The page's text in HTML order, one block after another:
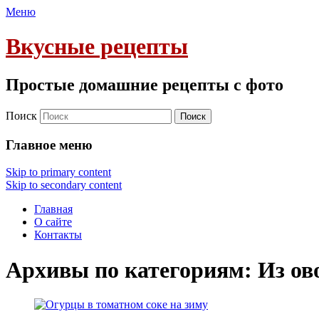
Меню
Вкусные рецепты
Простые домашние рецепты с фото
Поиск
Главное меню
Skip to primary content
Skip to secondary content
Главная
О сайте
Контакты
Архивы по категориям: Из